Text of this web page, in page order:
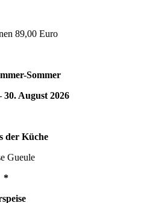
89,00 Euro
Sommer
30. August 2026
der Küche
Gueule
*